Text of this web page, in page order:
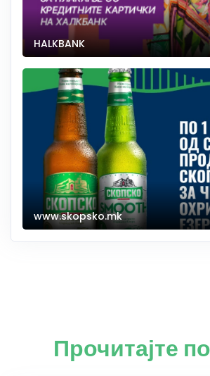
HALKBANK
www.skopsko.mk
Прочитајте